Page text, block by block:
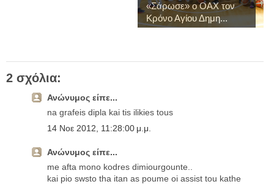
«Σάρωσε» ο ΟΑΧ τον
Κρόνο Αγίου Δημη...
2 σχόλια:
Ανώνυμος είπε...
na grafeis dipla kai tis ilikies tous
14 Νοε 2012, 11:28:00 μ.μ.
Ανώνυμος είπε...
me afta mono kodres dimiourgounte..
kai pio swsto tha itan as poume oi assist tou kathe